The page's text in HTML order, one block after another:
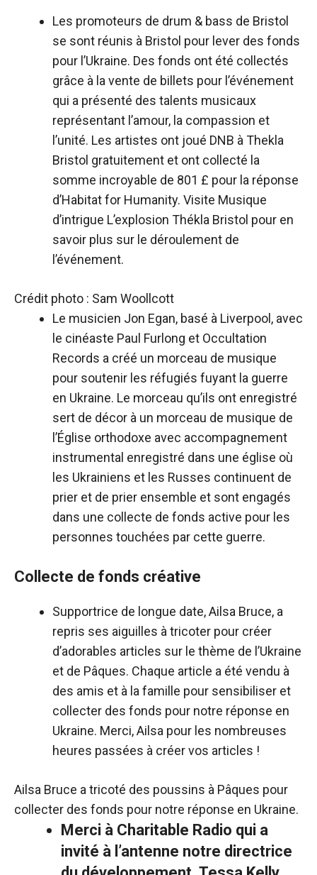
Les promoteurs de drum & bass de Bristol
se sont réunis à Bristol pour lever des fonds
pour l’Ukraine. Des fonds ont été collectés
grâce à la vente de billets pour l’événement
qui a présenté des talents musicaux
représentant l’amour, la compassion et
l’unité. Les artistes ont joué DNB à Thekla
Bristol gratuitement et ont collecté la
somme incroyable de 801 £ pour la réponse
d’Habitat for Humanity. Visite Musique
d’intrigue L’explosion Thékla Bristol pour en
savoir plus sur le déroulement de
l’événement.
Crédit photo : Sam Woollcott
Le musicien Jon Egan, basé à Liverpool, avec
le cinéaste Paul Furlong et Occultation
Records a créé un morceau de musique
pour soutenir les réfugiés fuyant la guerre
en Ukraine. Le morceau qu’ils ont enregistré
sert de décor à un morceau de musique de
l’Église orthodoxe avec accompagnement
instrumental enregistré dans une église où
les Ukrainiens et les Russes continuent de
prier et de prier ensemble et sont engagés
dans une collecte de fonds active pour les
personnes touchées par cette guerre.
Collecte de fonds créative
Supportrice de longue date, Ailsa Bruce, a
repris ses aiguilles à tricoter pour créer
d’adorables articles sur le thème de l’Ukraine
et de Pâques. Chaque article a été vendu à
des amis et à la famille pour sensibiliser et
collecter des fonds pour notre réponse en
Ukraine. Merci, Ailsa pour les nombreuses
heures passées à créer vos articles !
Ailsa Bruce a tricoté des poussins à Pâques pour
collecter des fonds pour notre réponse en Ukraine.
Merci à Charitable Radio qui a
invité à l’antenne notre directrice